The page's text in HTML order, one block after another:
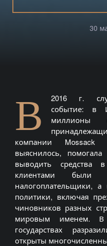
30
В
2016 г.
событие: в
миллионы
компании Mossack
выяснилось,
выводить средства
клиентами были
налогоплательщики,
политики, включая
чиновников разных
мировым именем. В
государствах
открыты